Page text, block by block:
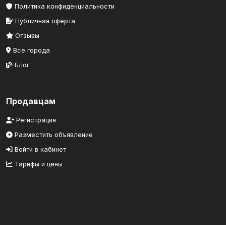
Политика конфиденциальности
Публичная оферта
Отзывы
Все города
Блог
Продавцам
Регистрация
Разместить объявление
Войти в кабинет
Тарифы и цены